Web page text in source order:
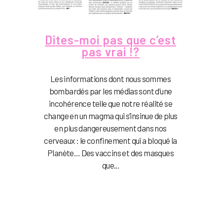
Dites-moi pas que c’est
pas vrai !?
Les informations dont nous sommes
bombardés par les médias sont d’une
incohérence telle que notre réalité se
change en un magma qui s’insinue de plus
en plus dangereusement dans nos
cerveaux : le confinement qui a bloqué la
Planète… Des vaccins et des masques
que...